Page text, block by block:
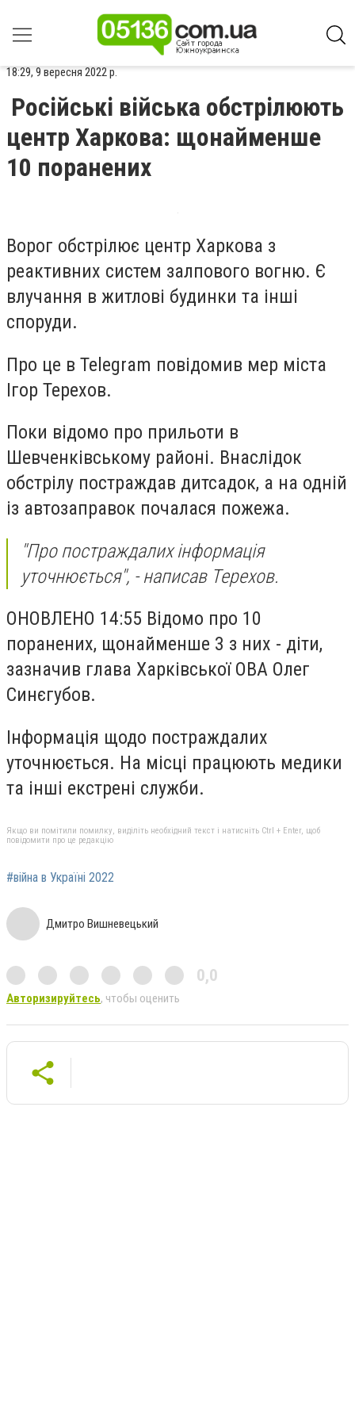
18:29, 9 вересня 2022 р.
Російські війська обстрілюють
центр Харкова: щонайменше
10 поранених
Ворог обстрілює центр Харкова з
реактивних систем залпового вогню. Є
влучання в житлові будинки та інші
споруди.
Про це в Telegram повідомив мер міста
Ігор Терехов.
Поки відомо про прильоти в
Шевченківському районі. Внаслідок
обстрілу постраждав дитсадок, а на одній
із автозаправок почалася пожежа.
"Про постраждалих інформація
уточнюється", - написав Терехов.
ОНОВЛЕНО 14:55 Відомо про 10
поранених, щонайменше 3 з них - діти,
зазначив глава Харківської ОВА Олег
Синєгубов.
Інформація щодо постраждалих
уточнюється. На місці працюють медики
та інші екстрені служби.
Якщо ви помітили помилку, виділіть необхідний текст і натисніть Ctrl + Enter, щоб
повідомити про це редакцію
#війна в Україні 2022
Дмитро Вишневецький
0,0
Авторизируйтесь, чтобы оценить